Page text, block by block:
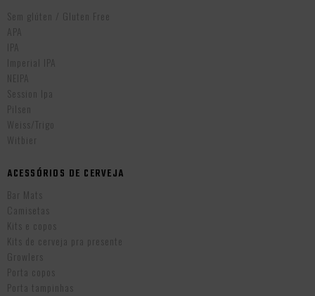
Sem glúten / Gluten Free
APA
IPA
Imperial IPA
NEIPA
Session Ipa
Pilsen
Weiss/Trigo
Witbier
ACESSÓRIOS DE CERVEJA
Bar Mats
Camisetas
Kits e copos
Kits de cerveja pra presente
Growlers
Porta copos
Porta tampinhas